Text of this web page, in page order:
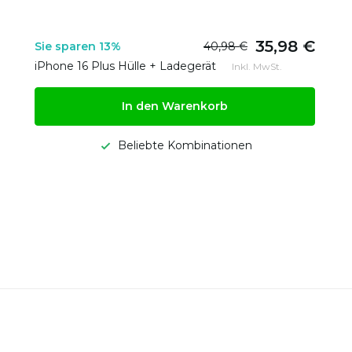
Sie sparen 13% 40,98 € 35,98 €
iPhone 16 Plus Hülle + Ladegerät Inkl. MwSt.
In den Warenkorb
Beliebte Kombinationen